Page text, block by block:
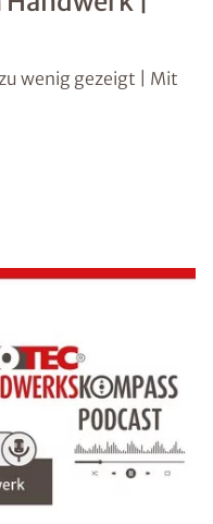
oder PDF bis 50
von uns stets
wenig gezeigt | Mit